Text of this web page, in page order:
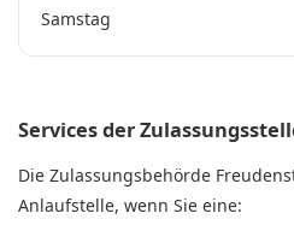
Samstag
Services der
Die Zulassungsbehörde
Anlaufstelle, wenn Sie eine: